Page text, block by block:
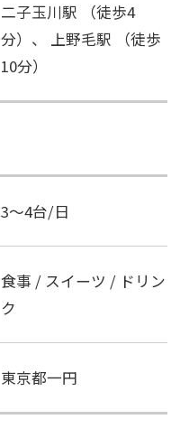
二子玉川駅
（徒歩4
分）、
上野毛駅
（徒歩
10分）
3～4台/日
食事 / スイーツ / ドリン
ク
東京都一円